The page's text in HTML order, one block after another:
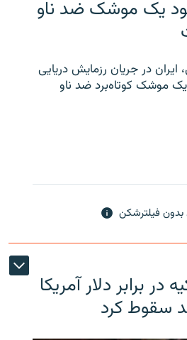
یک موشک ضد ناو
ایران در جریان رزمایش دریایی
موشک کوتاه‌برد ضد ناو
فیلترشکن
برابر دلار آمریکا